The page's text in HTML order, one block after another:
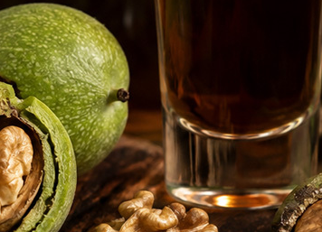
Sklenice a panáky na alkohol
Plastové sklenice